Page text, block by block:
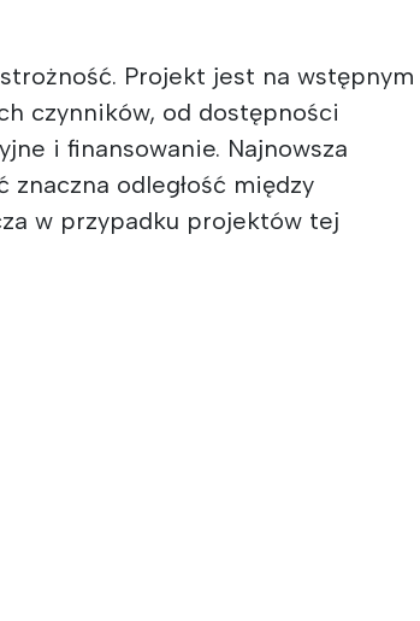
Projekt jest na wstępnym
czynników, od dostępności
i finansowanie. Najnowsza
odległość między
w przypadku projektów tej